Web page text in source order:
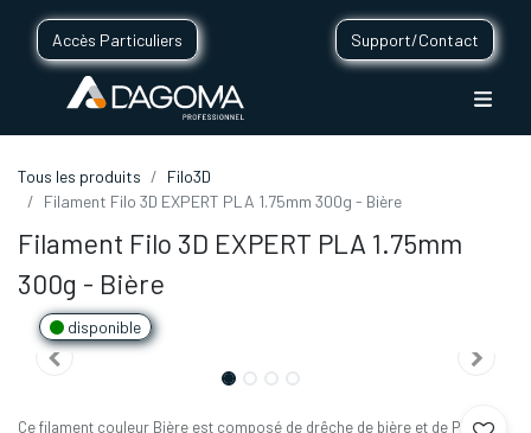
Accès Particuliers Support/Contact
Tous les produits
Filo3D
Filament Filo 3D EXPERT PLA 1.75mm 300g - Bière
Filament Filo 3D EXPERT PLA 1.75mm
300g - Bière
disponible
Ce filament couleur Bière est composé de drêche de bière et de PLA